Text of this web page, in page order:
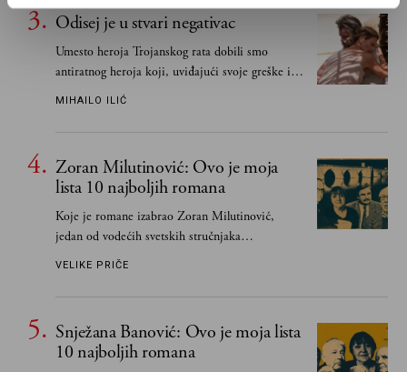
Odisej je u stvari negativac
Umesto heroja Trojanskog rata dobili smo
antiratnog heroja koji, uviđajući svoje greške i
učeći na njima, shvata da postoje stvari koje su
MIHAILO ILIĆ
Zoran Milutinović: Ovo je moja
lista 10 najboljih romana
Koje je romane izabrao Zoran Milutinović,
jedan od vodećih svetskih stručnjaka
južnoslovenske književnosti
VELIKE PRIČE
Snježana Banović: Ovo je moja lista
10 najboljih romana